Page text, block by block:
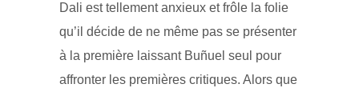
Dali est tellement anxieux et frôle la folie
qu’il décide de ne même pas se présenter
à la première laissant Buñuel seul pour
affronter les premières critiques. Alors que